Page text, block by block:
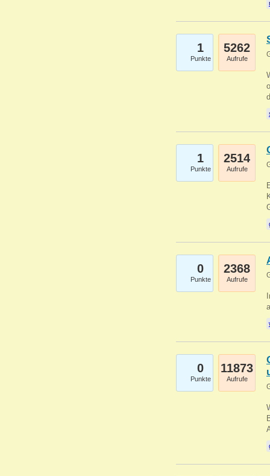
1
Punkte
5262
Aufrufe
1
Punkte
2514
Aufrufe
0
Punkte
2368
Aufrufe
0
Punkte
11873
Aufrufe